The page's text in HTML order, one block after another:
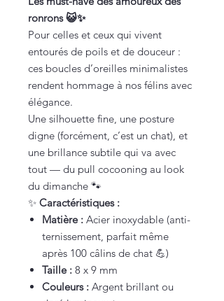
ronrons 😺✨
Pour celles et ceux qui vivent
entourés de poils et de douceur :
ces boucles d’oreilles minimalistes
rendent hommage à nos félins avec
élégance.
Une silhouette fine, une posture
digne (forcément, c’est un chat), et
une brillance subtile qui va avec
tout — du pull cocooning au look
du dimanche 🐾
✨ Caractéristiques :
Matière : Acier inoxydable (anti-
ternissement, parfait même
après 100 câlins de chat 💪)
Taille : 8 x 9 mm
Couleurs : Argent brillant ou